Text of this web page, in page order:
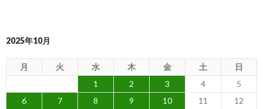
2025年10月
月 火 水 木 金 土
日
1
2 3 4
5
6
7 8 9 10 11 12